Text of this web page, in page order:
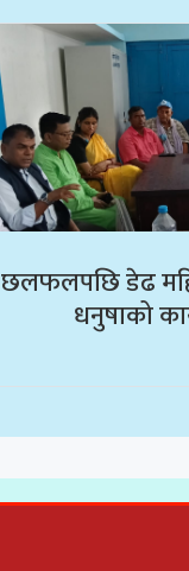
छलफलपछि डेढ
धनुषाको